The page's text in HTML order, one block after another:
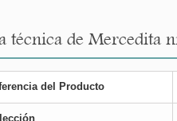
técnica de Mercedita
del Producto